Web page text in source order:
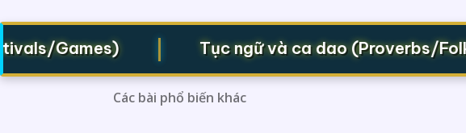
Games) Tục ngữ và ca dao (Proverbs/Folk
Các bài phổ biến khác